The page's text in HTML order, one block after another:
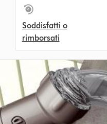
Soddisfatti o
rimborsati